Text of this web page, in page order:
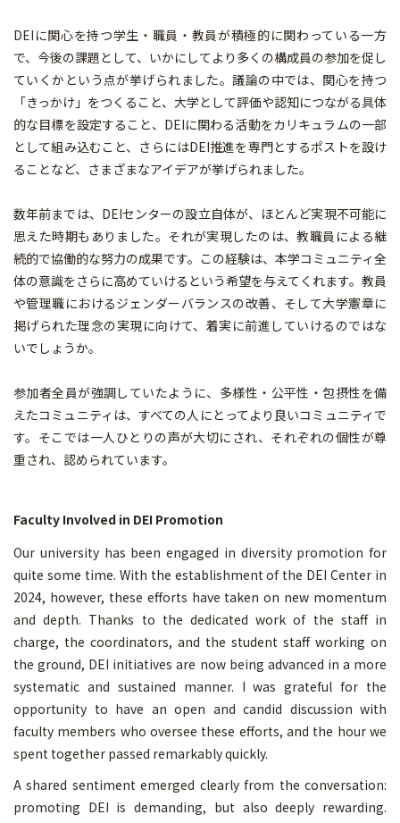
DEIに関心を持つ学生・職員・教員が積極的に関わっている一方
で、今後の課題として、いかにしてより多くの構成員の参加を促し
ていくかという点が挙げられました。議論の中では、関心を持つ
「きっかけ」をつくること、大学として評価や認知につながる具体
的な目標を設定すること、DEIに関わる活動をカリキュラムの一部
として組み込むこと、さらにはDEI推進を専門とするポストを設け
ることなど、さまざまなアイデアが挙げられました。
数年前までは、DEIセンターの設立自体が、ほとんど実現不可能に
思えた時期もありました。それが実現したのは、教職員による継
続的で協働的な努力の成果です。この経験は、本学コミュニティ全
体の意識をさらに高めていけるという希望を与えてくれます。教員
や管理職におけるジェンダーバランスの改善、そして大学憲章に
掲げられた理念の実現に向けて、着実に前進していけるのではな
いでしょうか。
参加者全員が強調していたように、多様性・公平性・包摂性を備
えたコミュニティは、すべての人にとってより良いコミュニティで
す。そこでは一人ひとりの声が大切にされ、それぞれの個性が尊
重され、認められています。
Faculty Involved in DEI Promotion
Our university has been engaged in diversity promotion for
quite some time. With the establishment of the DEI Center in
2024, however, these efforts have taken on new momentum
and depth. Thanks to the dedicated work of the staff in
charge, the coordinators, and the student staff working on
the ground, DEI initiatives are now being advanced in a more
systematic and sustained manner. I was grateful for the
opportunity to have an open and candid discussion with
faculty members who oversee these efforts, and the hour we
spent together passed remarkably quickly.
A shared sentiment emerged clearly from the conversation:
promoting DEI is demanding, but also deeply rewarding.